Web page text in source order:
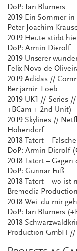
DoP: Ian Blumers
2019 Ein Sommer
Peter Joachim Krause
2019 Heute stirbt
DoP: Armin Dierolf
2019 Unserer
Felix Novo de
2019 Adidas //
Benjamin Loeb
2019 UK1 // Series
+BCam + 2nd Unit)
2019 Skylines //
Hohendorf
2018 Tatort –
DoP: Armin Dierolf
2018 Tatort –
DoP: Gunnar Fuß
2018 Tatort – wo ist
Bremedia
2018 Weil du mir
DoP: Ian Blumers
2018
Production GmbH //